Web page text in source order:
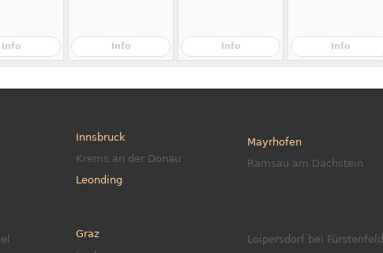
Info Info Info Info
Innsbruck
Krems an der Donau
Leonding
Mayrhofen
Ramsau am Dachstein
Graz
Loipersdorf bei Fürstenfeld